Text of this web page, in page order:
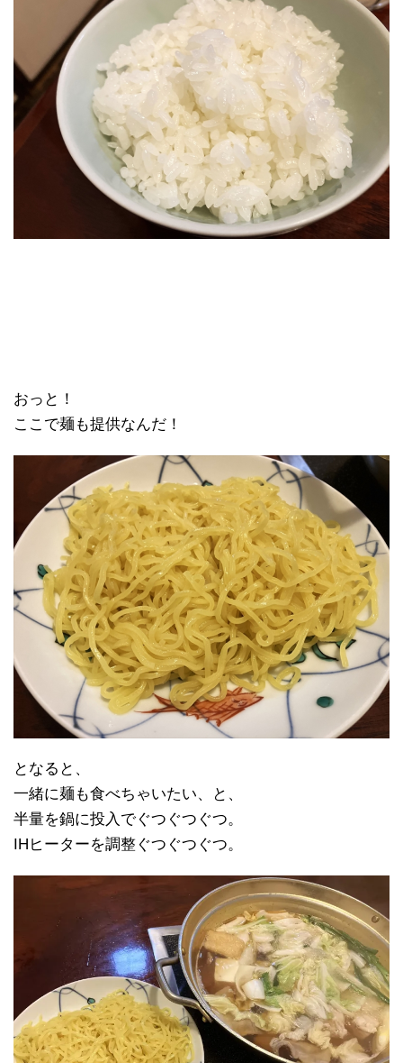
おっと！
ここで麺も提供なんだ！
となると、
一緒に麺も食べちゃいたい、と、
半量を鍋に投入でぐつぐつぐつ。
IHヒーターを調整ぐつぐつぐつ。